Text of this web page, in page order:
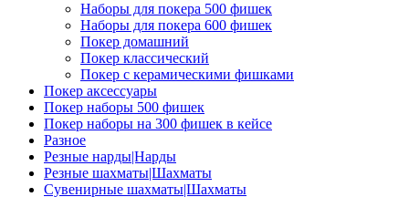
Наборы для покера 500 фишек
Наборы для покера 600 фишек
Покер домашний
Покер классический
Покер с керамическими фишками
Покер аксессуары
Покер наборы 500 фишек
Покер наборы на 300 фишек в кейсе
Разное
Резные нарды|Нарды
Резные шахматы|Шахматы
Сувенирные шахматы|Шахматы